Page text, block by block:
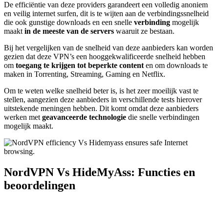
De efficiëntie van deze providers garandeert een volledig anoniem
en veilig internet surfen, dit is te wijten aan de verbindingssnelheid
die ook gunstige downloads en een snelle verbinding mogelijk
maakt in de meeste van de servers waaruit ze bestaan.
Bij het vergelijken van de snelheid van deze aanbieders kan worden
gezien dat deze VPN’s een hooggekwalificeerde snelheid hebben
om toegang te krijgen tot beperkte content en om downloads te
maken in Torrenting, Streaming, Gaming en Netflix.
Om te weten welke snelheid beter is, is het zeer moeilijk vast te
stellen, aangezien deze aanbieders in verschillende tests hierover
uitstekende meningen hebben. Dit komt omdat deze aanbieders
werken met geavanceerde technologie die snelle verbindingen
mogelijk maakt.
NordVPN Vs HideMyAss: Functies en
beoordelingen